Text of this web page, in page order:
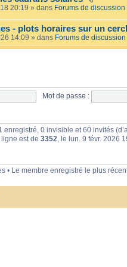
20:19 » dans Forums de discussion
- plots horaires sur un
14:09 » dans Forums de discussion
Mot de passe :
enregistré, 0 invisible et 60 invités
est de 3352 , le lun. 9 févr. 2026
• Le membre enregistré le plus